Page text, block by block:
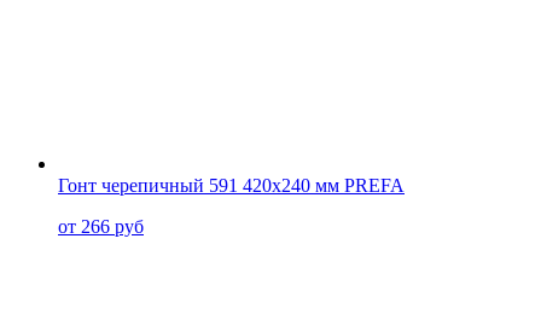
Гонт черепичный 591 420x240 мм PREFA
от 266 руб